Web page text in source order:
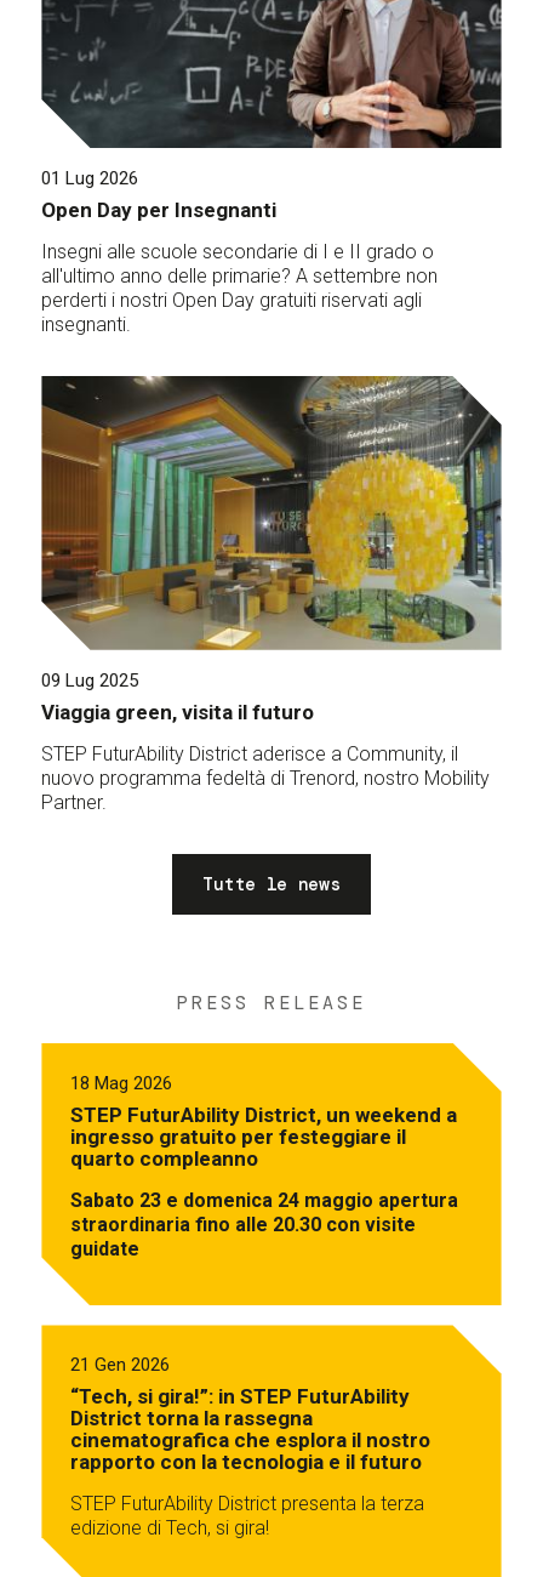
01 Lug 2026
Open Day per Insegnanti
Insegni alle scuole secondarie di I e II grado o
all'ultimo anno delle primarie? A settembre non
perderti i nostri Open Day gratuiti riservati agli
insegnanti.
09 Lug 2025
Viaggia green, visita il futuro
STEP FuturAbility District aderisce a Community, il
nuovo programma fedeltà di Trenord, nostro Mobility
Partner.
Tutte le news
PRESS RELEASE
18 Mag 2026
STEP FuturAbility District, un weekend a
ingresso gratuito per festeggiare il
quarto compleanno
Sabato 23 e domenica 24 maggio apertura
straordinaria fino alle 20.30 con visite
guidate
21 Gen 2026
“Tech, si gira!”: in STEP FuturAbility
District torna la rassegna
cinematografica che esplora il nostro
rapporto con la tecnologia e il futuro
STEP FuturAbility District presenta la terza
edizione di Tech, si gira!